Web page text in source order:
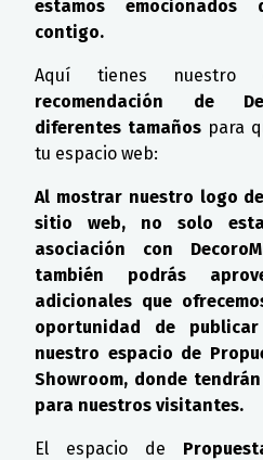
estamos
contigo.
Aquí tienes nuestro
recomendación de
diferentes tamaños para
tu espacio web:
Al mostrar nuestro logo
sitio web, no solo
asociación con
también podrás
adicionales que
oportunidad de
nuestro espacio de
Showroom, donde
para nuestros visitantes.
El espacio de